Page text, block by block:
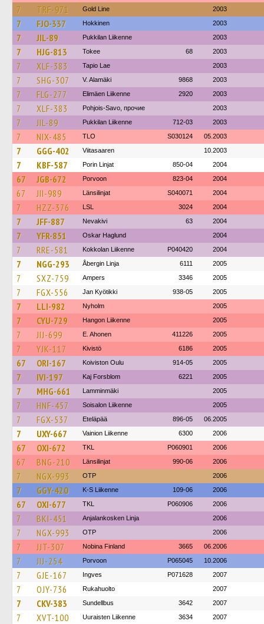
7
TRF-971 Gold Line 2003
7 FJO-337 Hokkinen 2003
7 JIL-89 Pukkilan Liikenne 2003
7 HJG-813 Tokee 68 2003
7 XLF-383 Tapio Lae 2003
7 SHG-307 V. Alamäki 9868 2003
7 FLG-277 Elimäen Liikenne 2920 2003
7 XLF-383 Pohjois-Savo, прочие 2003
7 JIL-89 Pukkilan Liikenne 712-03 2003
7 NIX-485 TLO S030124 05.2003
7 GGG-402 Viitasaaren 10.2003
7 KBF-587 Porin Linjat 850-04 2004
67 JGB-672 Porvoon 823-04 2004
67 JII-989 Länsilinjat S040071 2004
7 HZZ-376 LSL 3024 2004
7 JFF-887 Nevakivi 63 2004
7 YFR-851 Oskar Haglund 2004
7 RRE-581 Kokkolan Liikenne P040420 2004
7 NGG-293 Åbergin Linja 6111 2005
7 SXZ-759 Ampers 3346 2005
7 FGX-556 Jan Kyötikki 938-05 2005
7 LLI-982 Nyholm 2005
7 CYU-729 Hangon Liikenne 2005
7 JIJ-699 E. Ahonen 411226 2005
7 YJK-117 Kivistö 6186 2005
67 ORI-167 Koiviston Oulu 914-05 2005
7 IVI-197 Kaj Forsblom 6221 2005
7 MHG-661 Lamminmäki 2005
7 HNF-457 Soisalon Liikenne 2005
7 FGX-537 Eteläpää 896-05 06.2005
7 UXY-667 Vainion Liikenne 6300 2006
67 OXI-672 TKL P060901 2006
67 BNG-210 Länsilinjat 990-06 2006
7 NGX-993 OTP 2006
7 GGY-420 K-S Liikenne 109-06 2006
67 OXI-677 TKL P060906 2006
7 BKI-451 Anjalankosken Linja 2006
7 NGX-993 OTP 2006
7 JJT-307 Nobina Finland 3665 06.2006
7 JIJ-254 Porvoon P065045 10.2006
7 GJE-167 Ingves P071628 2007
7 OJY-736 Rukahuolto 2007
7 CKV-383 Sundellbus 3642 2007
7 XVT-100 Uuraisten Liikenne 3634 2007